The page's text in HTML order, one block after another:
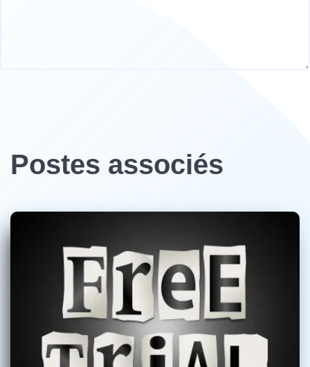
Postes associés